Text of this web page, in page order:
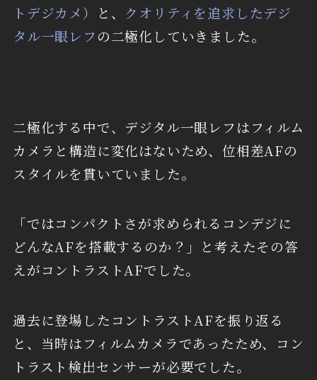
トデジカメ）
と、 クオリティを追求したデジ
タル一眼レフ の二極化していきました。
二極化する中で、デジタル一眼レフはフィルム
カメラと構造に変化はないため、位相差AFの
スタイルを貫いていました。
「ではコンパクトさが求められるコンデジに
どんなAFを搭載するのか？」と考えたその答
えがコントラストAFでした。
過去に登場したコントラストAFを振り返る
と、当時はフィルムカメラであったため、コン
トラスト検出センサーが必要でした。